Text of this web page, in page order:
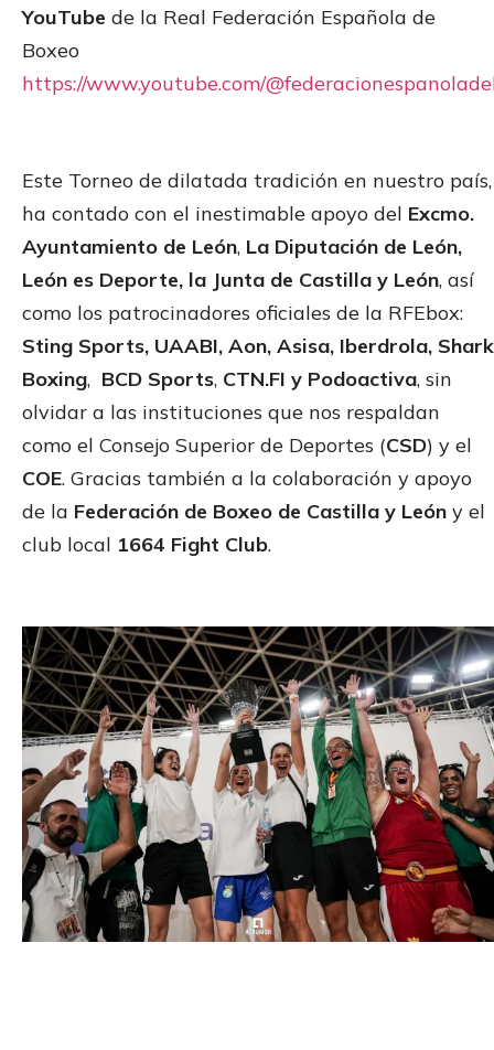
YouTube de la Real Federación Española de
Boxeo
https://www.youtube.com/
Este Torneo de dilatada tradición en nuestro país,
ha contado con el inestimable apoyo del Excmo.
Ayuntamiento de León, La Diputación de León,
León es Deporte, la Junta de Castilla y León, así
como los patrocinadores oficiales de la RFEbox:
Sting Sports, UAABI, Aon, Asisa, Iberdrola, Shark
Boxing, BCD Sports, CTN.FI y Podoactiva, sin
olvidar a las instituciones que nos respaldan
como el Consejo Superior de Deportes (CSD) y el
COE. Gracias también a la colaboración y apoyo
de la Federación de Boxeo de Castilla y León y el
club local 1664 Fight Club.